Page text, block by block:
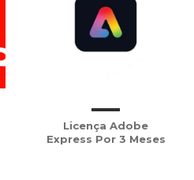
Licença Adobe
Express Por 3 Meses